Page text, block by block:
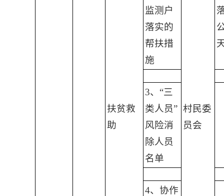
扶贫救
助
村民委
员会
监测户
落实的
帮扶措
施
3、“三
类人员”
风险消
除人员
名单
4、协作